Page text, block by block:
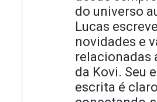
do universo
Lucas
novidades e
relacionadas
da Kovi. Seu
escrita é